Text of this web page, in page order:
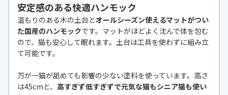
安定感のある快適ハンモック
温もりのある木の土台とオールシーズン使えるマットがつい
た国産のハンモックです。マットがほどよく沈んで体を包む
ので、猫も安心して眠れます。土台は工具を使わずに組み立
て可能です。
万が一猫が舐めても影響の少ない塗料を使っています。高さ
は45cmと、 高すぎず低すぎずで元気な猫もシニア猫も使い